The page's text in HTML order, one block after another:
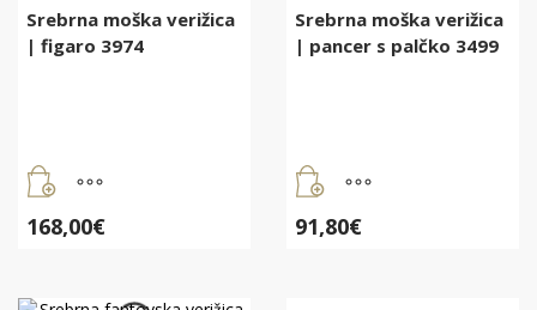
Srebrna moška verižica
| figaro 3974
168,00€
Srebrna moška verižica
| pancer s palčko 3499
91,80€